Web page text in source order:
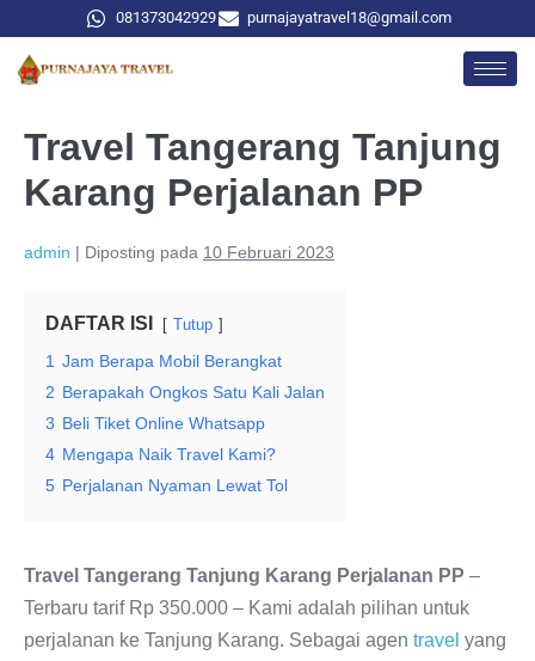
081373042929 purnajayatravel18@gmail.com
Travel Tangerang Tanjung
Karang Perjalanan PP
admin | Diposting pada 10 Februari 2023
DAFTAR ISI Tutup
1 Jam Berapa Mobil Berangkat
2 Berapakah Ongkos Satu Kali Jalan
3 Beli Tiket Online Whatsapp
4 Mengapa Naik Travel Kami?
5 Perjalanan Nyaman Lewat Tol
Travel Tangerang Tanjung Karang Perjalanan PP –
Terbaru tarif Rp 350.000 – Kami adalah pilihan untuk
perjalanan ke Tanjung Karang. Sebagai agen travel yang